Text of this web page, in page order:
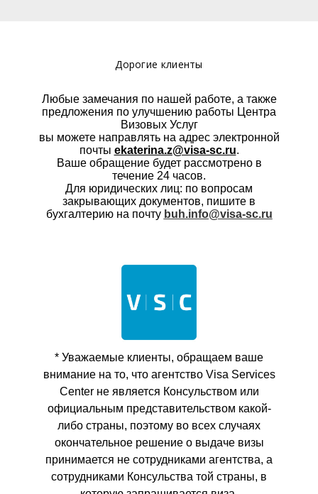
Дорогие клиенты
Любые замечания по нашей работе, а также
предложения по улучшению работы Центра
Визовых Услуг
вы можете направлять на адрес электронной
почты ekaterina.z@visa-sc.ru.
Ваше обращение будет рассмотрено в
течение 24 часов.
Для юридических лиц: по вопросам
закрывающих документов, пишите в
бухгалтерию на почту buh.info@visa-sc.ru
* Уважаемые клиенты, обращаем ваше
внимание на то, что агентство Visa Services
Center не является Консульством или
официальным представительством какой-
либо страны, поэтому во всех случаях
окончательное решение о выдаче визы
принимается не сотрудниками агентства, а
сотрудниками Консульства той страны, в